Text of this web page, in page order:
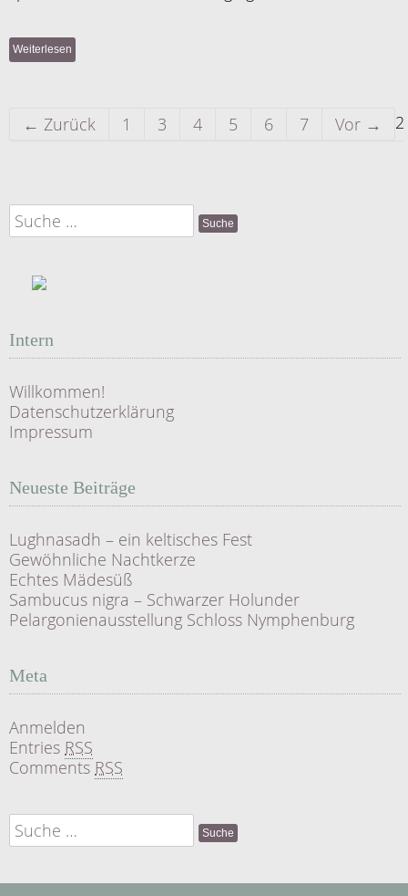
Weiterlesen
← Zurück 1 2
3 4 5 6 7 Vor →
Suche
nach:
Intern
Willkommen!
Datenschutzerklärung
Impressum
Neueste Beiträge
Lughnasadh – ein keltisches Fest
Gewöhnliche Nachtkerze
Echtes Mädesüß
Sambucus nigra – Schwarzer Holunder
Pelargonienausstellung Schloss Nymphenburg
Meta
Anmelden
Entries RSS
Comments RSS
Suche
nach: